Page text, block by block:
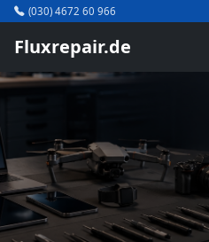
(030) 4672 60 966
Fluxrepair.de